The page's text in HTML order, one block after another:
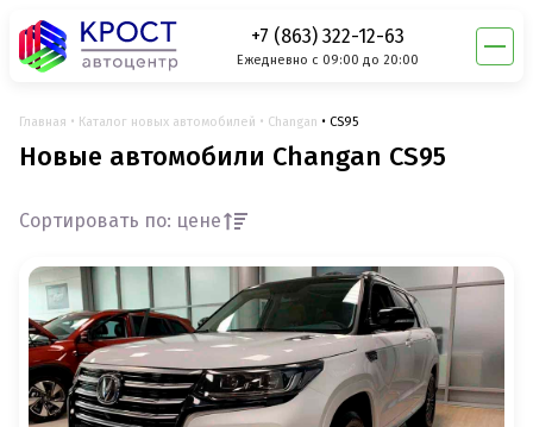
+7 (863) 322-12-63
Ежедневно с 09:00 до 20:00
Главная Каталог новых автомобилей Changan CS95
Новые автомобили Changan CS95
Сортировать по: цене